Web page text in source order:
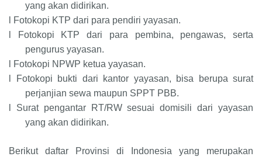
yang akan didirikan.
Fotokopi KTP dari para pendiri yayasan.
Fotokopi KTP dari para pembina, pengawas, serta
pengurus yayasan.
Fotokopi NPWP ketua yayasan.
Fotokopi bukti dari kantor yayasan, bisa berupa surat
perjanjian sewa maupun SPPT PBB.
Surat pengantar RT/RW sesuai domisili dari yayasan
yang akan didirikan.
Berikut daftar Provinsi di Indonesia yang merupakan